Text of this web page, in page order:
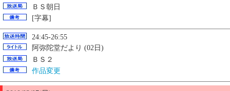
ＢＳ朝日
[字幕]
24:45-26:55
阿弥陀堂だより (02日)
ＢＳ２
作品変更